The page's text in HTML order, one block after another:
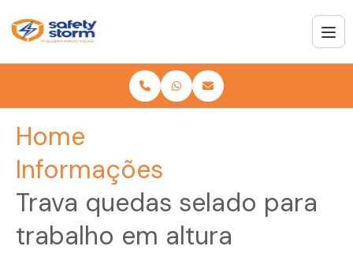
Home
Informações
Trava quedas selado para
trabalho em altura